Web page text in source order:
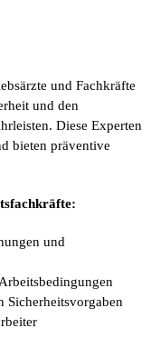
und Fachkräfte
und den
Diese Experten
bieten präventive
und
Sicherheitsvorgaben